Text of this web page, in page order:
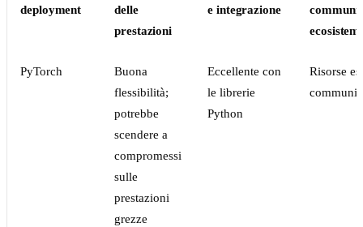
deployment
delle
prestazioni
e integrazione
PyTorch
Buona
flessibilità;
potrebbe
scendere a
compromessi
sulle
prestazioni
grezze
Eccellente con
le librerie
Python
Risorse